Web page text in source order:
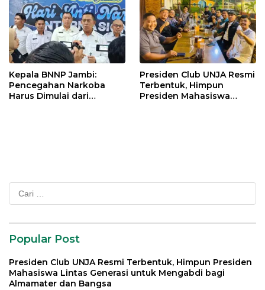
Kepala BNNP Jambi:
Pencegahan Narkoba
Harus Dimulai dari
Presiden Club UNJA Resmi
Terbentuk, Himpun
Presiden Mahasiswa
Cari
untuk:
Popular Post
Presiden Club UNJA Resmi Terbentuk, Himpun Presiden
Mahasiswa Lintas Generasi untuk Mengabdi bagi
Almamater dan Bangsa